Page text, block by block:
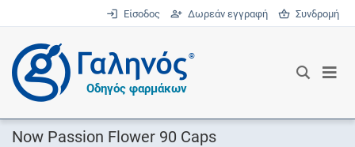
Είσοδος Δωρεάν εγγραφή Συνδρομή
®
Οδηγός φαρμάκων
Now Passion Flower 90 Caps